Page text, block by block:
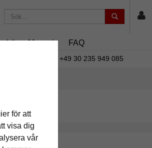
för att
visa dig
vår
Magasin FAQ
+49 30 235 949 085